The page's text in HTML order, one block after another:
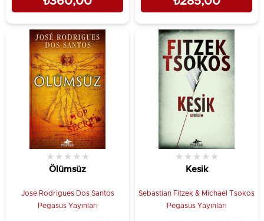
Ölümsüz
★ ★ ★ ★ ★
Jose Rodrigues Dos Santos
Pegasus Yayınları
Kesik
★ ★ ★ ★ ★
Sebastian Fitzek & Michael Tsokos
Pegasus Yayınları